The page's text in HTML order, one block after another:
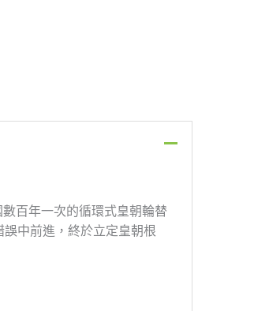
百年一次的循環式皇朝輪替
中前進，終於立定皇朝根